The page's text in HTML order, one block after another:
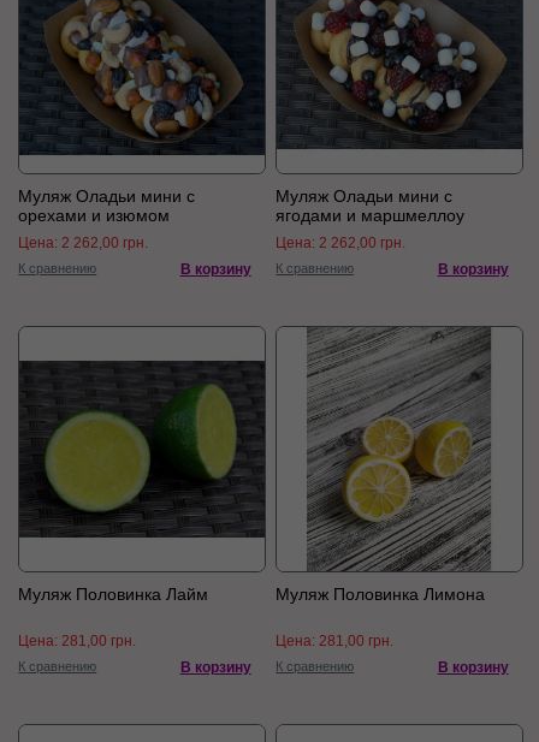
Муляж Оладьи мини с
орехами и изюмом
Цена:2 262,00 грн.
К сравнению В корзину
Муляж Оладьи мини с
ягодами и маршмеллоу
Цена:2 262,00 грн.
К сравнению В корзину
Муляж Половинка Лайм
Цена:281,00 грн.
К сравнению В корзину
Муляж Половинка Лимона
Цена:281,00 грн.
К сравнению В корзину